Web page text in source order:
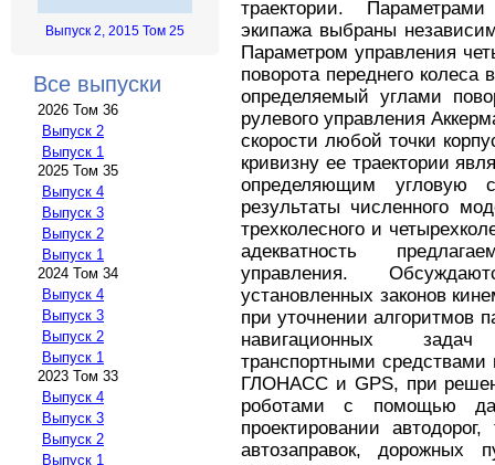
Выпуск 2, 2015 Том 25
Все выпуски
2026 Том 36
Выпуск 2
Выпуск 1
2025 Том 35
Выпуск 4
Выпуск 3
Выпуск 2
Выпуск 1
2024 Том 34
Выпуск 4
Выпуск 3
Выпуск 2
Выпуск 1
2023 Том 33
Выпуск 4
Выпуск 3
Выпуск 2
Выпуск 1
траектории.
экипажа выбраны
Параметром управления
поворота переднего
определяемый углами
рулевого управления
скорости любой точки
кривизну ее траектории
определяющим угловую
результаты численного
трехколесного и
адекватность
управления.
установленных законов
при уточнении алгоритмов
навигационных
транспортными
ГЛОНАСС и GPS, при
роботами с помощью
проектировании
автозаправок, дорожных